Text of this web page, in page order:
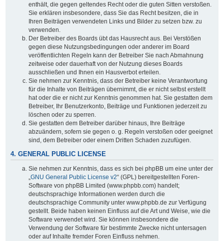
enthält, die gegen geltendes Recht oder die guten Sitten verstoßen.
Sie erklären insbesondere, dass Sie das Recht besitzen, die in
Ihren Beiträgen verwendeten Links und Bilder zu setzen bzw. zu
verwenden.
Der Betreiber des Boards übt das Hausrecht aus. Bei Verstößen
gegen diese Nutzungsbedingungen oder anderer im Board
veröffentlichten Regeln kann der Betreiber Sie nach Abmahnung
zeitweise oder dauerhaft von der Nutzung dieses Boards
ausschließen und Ihnen ein Hausverbot erteilen.
Sie nehmen zur Kenntnis, dass der Betreiber keine Verantwortung
für die Inhalte von Beiträgen übernimmt, die er nicht selbst erstellt
hat oder die er nicht zur Kenntnis genommen hat. Sie gestatten dem
Betreiber, Ihr Benutzerkonto, Beiträge und Funktionen jederzeit zu
löschen oder zu sperren.
Sie gestatten dem Betreiber darüber hinaus, Ihre Beiträge
abzuändern, sofern sie gegen o. g. Regeln verstoßen oder geeignet
sind, dem Betreiber oder einem Dritten Schaden zuzufügen.
4. GENERAL PUBLIC LICENSE
Sie nehmen zur Kenntnis, dass es sich bei phpBB um eine unter der
„GNU General Public License v2“ (GPL) bereitgestellten Foren-
Software von phpBB Limited (www.phpbb.com) handelt;
deutschsprachige Informationen werden durch die
deutschsprachige Community unter www.phpbb.de zur Verfügung
gestellt. Beide haben keinen Einfluss auf die Art und Weise, wie die
Software verwendet wird. Sie können insbesondere die
Verwendung der Software für bestimmte Zwecke nicht untersagen
oder auf Inhalte fremder Foren Einfluss nehmen.